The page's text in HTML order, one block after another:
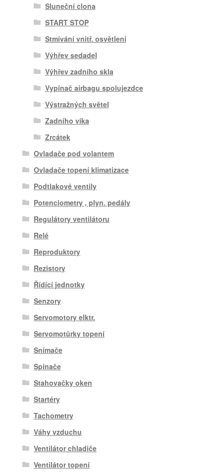
Sluneční clona
START STOP
Stmívání vnitř. osvětlení
Výhřev sedadel
Výhřev zadního skla
Vypínač airbagu spolujezdce
Výstražných světel
Zadního víka
Zrcátek
Ovladače pod volantem
Ovladače topení klimatizace
Podtlakové ventily
Potenciometry , plyn. pedály
Regulátory ventilátoru
Relé
Reproduktory
Rezistory
Řídící jednotky
Senzory
Servomotory elktr.
Servomotůrky topení
Snímače
Spínače
Stahovačky oken
Startéry
Tachometry
Váhy vzduchu
Ventilátor chladiče
Ventilátor topení